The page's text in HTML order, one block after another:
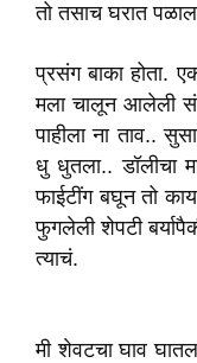
तो तसाच घरात
प्रसंग बाका होता.
मला चालून आलेली
पाहीला ना ताव..
धु धुतला.. डॉलीचा
फाईटींग बघून तो काय
फुगलेली शेपटी
त्याचं.
मी शेवटचा घाव